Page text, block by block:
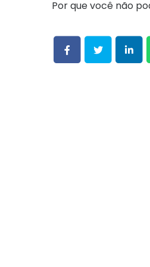
Por que você não